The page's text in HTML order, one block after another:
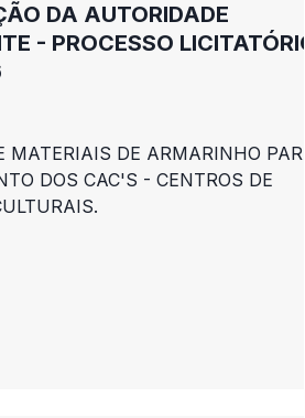
DA AUTORIDADE
- PROCESSO
MATERIAIS DE ARMARINHO
DOS CAC'S - CENTROS DE